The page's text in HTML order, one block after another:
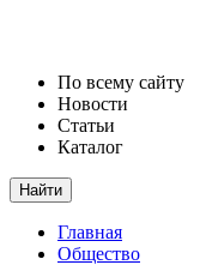
По всему сайту
Новости
Статьи
Каталог
Найти
Главная
Общество